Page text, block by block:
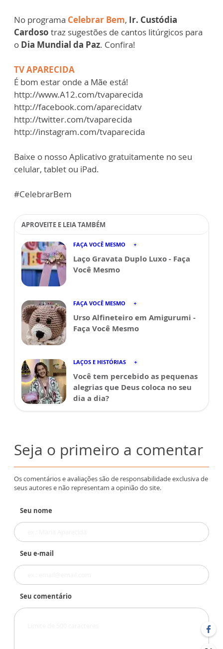
No programa Celebrar Bem, Ir. Custódia
Cardoso traz sugestões de cantos litúrgicos para
o Dia Mundial da Paz. Confira!
TV APARECIDA
É bom estar onde a Mãe está!
http://www.A12.com/tvaparecida
http://facebook.com/aparecidatv
http://twitter.com/tvaparecida
http://instagram.com/tvaparecida
Baixe o nosso Aplicativo gratuitamente no seu
celular, tablet ou iPad.
#CelebrarBem
APROVEITE E LEIA TAMBÉM
FAÇA VOCÊ MESMO
Laço Gravata Duplo Luxo - Faça
Você Mesmo
FAÇA VOCÊ MESMO
Urso Alfineteiro em Amigurumi -
Faça Você Mesmo
LAÇOS E HISTÓRIAS
Você tem percebido as pequenas
alegrias que Deus coloca no seu
dia a dia?
Seja o primeiro a comentar
Os comentários e avaliações são de responsabilidade exclusiva de
seus autores e não representam a opinião do site.
Seu nome
Seu e-mail
Seu comentário